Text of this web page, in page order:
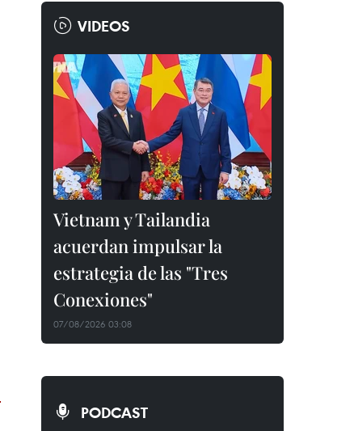
VIDEOS
Vietnam y Tailandia
acuerdan impulsar la
estrategia de las "Tres
Conexiones"
07/08/2026 03:08
PODCAST